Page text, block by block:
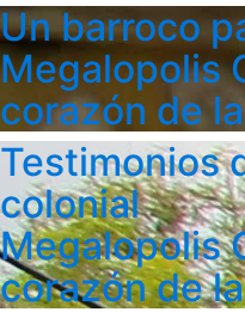
Un barroco
Megalopolis
corazón de
Testimonios
colonial
Megalopolis
corazón de